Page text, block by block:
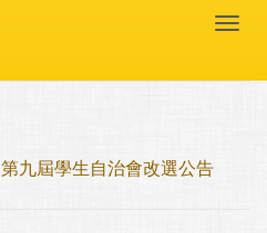
第九屆學生自治會改選公告